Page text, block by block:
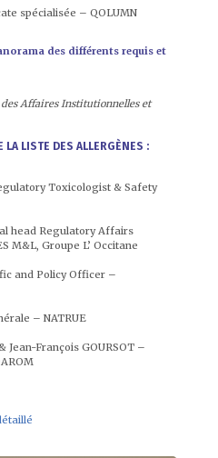
spécialisée – QOLUMN
des différents requis et
Affaires Institutionnelles et
LA LISTE DES ALLERGÈNES :
!
Toxicologist & Safety
head Regulatory Affairs
M&L, Groupe L’ Occitane
and Policy Officer –
– NATRUE
Jean-François GOURSOT –